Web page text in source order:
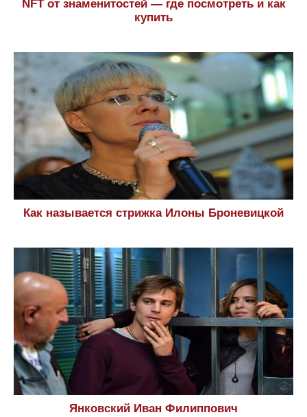
NFT от знаменитостей — где посмотреть и как
купить
Как называется стрижка Илоны Броневицкой
Янковский Иван Филиппович